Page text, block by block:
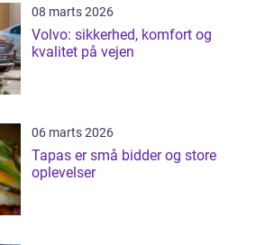
08 marts 2026
Volvo: sikkerhed, komfort og
kvalitet på vejen
06 marts 2026
Tapas er små bidder og store
oplevelser